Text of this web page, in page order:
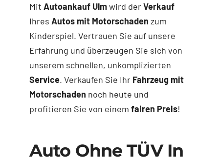
Mit Autoankauf Ulmwird derVerkauf
Ihres Autos mit Motorschaden zum
Kinderspiel. Vertrauen Sie auf unsere
Erfahrung und überzeugen Sie sich von
unserem schnellen, unkomplizierten
Service. Verkaufen Sie Ihr Fahrzeug mit
Motorschaden noch heute und
profitieren Sie von einem fairen Preis!
Auto Ohne TÜV In